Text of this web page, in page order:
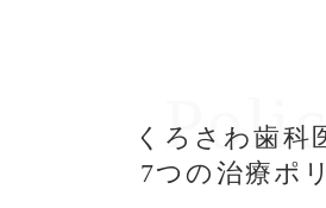
くろさわ歯科
7つの治療ポ